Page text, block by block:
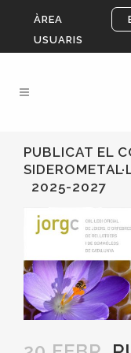
ÀREA
USUARIS
PUBLICAT EL
2025-2027